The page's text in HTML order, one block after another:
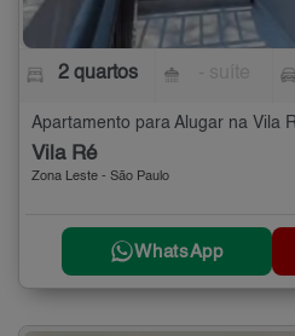
2 quartos
Apartamento para Alugar na Vila
Vila Ré
Zona Leste - São Paulo
WhatsApp